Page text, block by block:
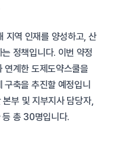
지역 인재를 양성하고, 산
정책입니다. 이번 약정
연계한 도제도약스쿨을
축을 추진할 예정입니
부 및 지부지사 담당자,
등 총 30명입니다.